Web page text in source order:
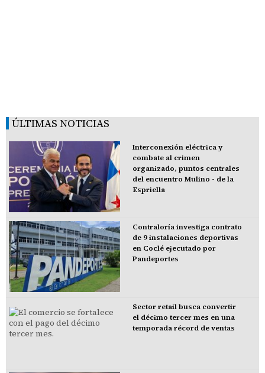
ÚLTIMAS NOTICIAS
Interconexión eléctrica y
combate al crimen
organizado, puntos centrales
del encuentro Mulino - de la
Espriella
Contraloría investiga contrato
de 9 instalaciones deportivas
en Coclé ejecutado por
Pandeportes
Sector retail busca convertir
el décimo tercer mes en una
temporada récord de ventas